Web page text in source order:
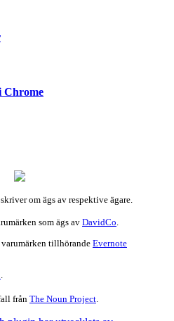
Chrome
om ägs av respektive ägare.
som ägs avDavidCo.
tillhörandeEvernote
från The Noun Project